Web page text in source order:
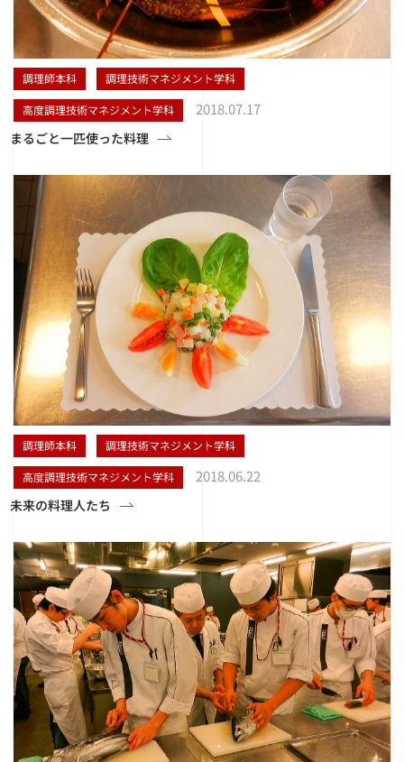
調理師本科 調理技術マネジメント学科
高度調理技術マネジメント学科 2018.07.17
まるごと一匹使った料理
調理師本科 調理技術マネジメント学科
高度調理技術マネジメント学科 2018.06.22
未来の料理人たち